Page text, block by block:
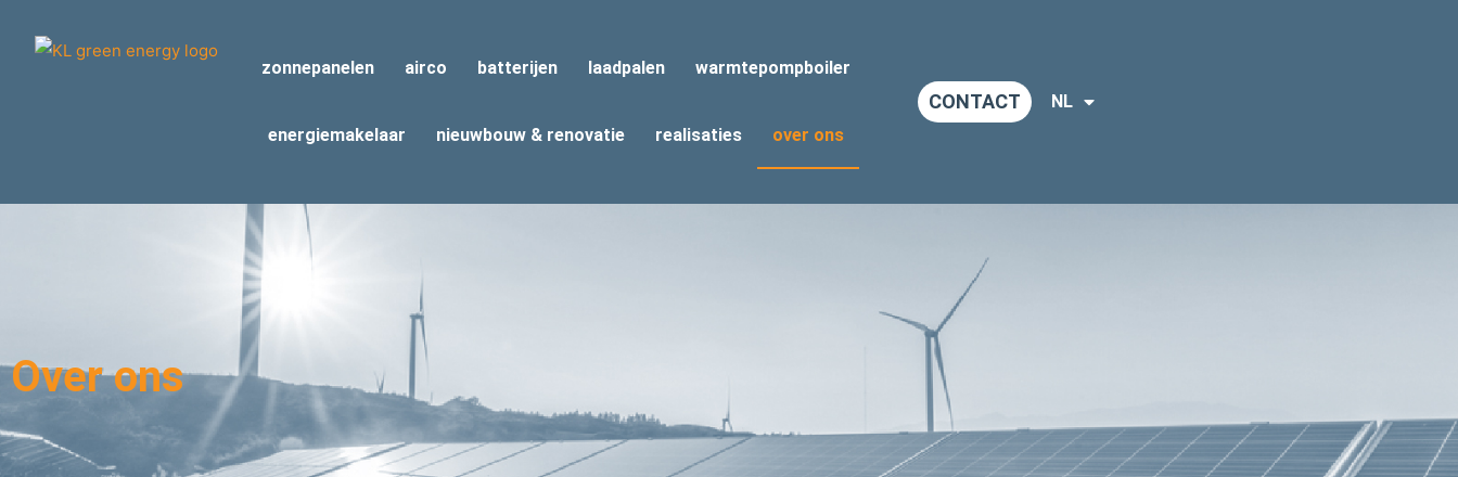
zonnepanelen airco batterijen laadpalen warmtepompboiler
energiemakelaar nieuwbouw & renovatie realisaties over ons
CONTACT NL
Over ons